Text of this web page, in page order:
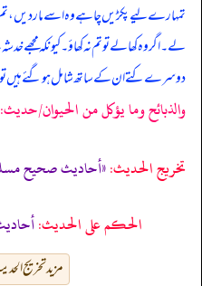
تمہارے لیے پکڑیں چاہے وہ اسے مار دیں، تم
لے۔ اگر وہ کھا لے تو تم نہ کھاؤ۔ کیونکہ
دوسرے کتے ان کے ساتھ شامل ہو گئے ہیں
والذبائح وما يؤكل من الحيوان/حدیث: 4973]
تخریج الحدیث:«أحاديث صحيح
الحكم على الحديث:
مزید تخریج